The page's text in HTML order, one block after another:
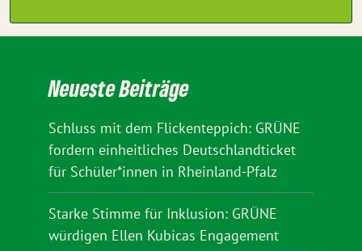
Neueste Beiträge
Schluss mit dem Flickenteppich: GRÜNE
fordern einheitliches Deutschlandticket
für Schüler*innen in Rheinland-Pfalz
Starke Stimme für Inklusion: GRÜNE
würdigen Ellen Kubicas Engagement